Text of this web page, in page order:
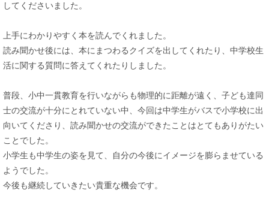
してくださいました。
上手にわかりやすく本を読んでくれました。
読み聞かせ後には、本にまつわるクイズを出してくれたり、中学校生
活に関する質問に答えてくれたりしました。
普段、小中一貫教育を行いながらも物理的に距離が遠く、子ども達同
士の交流が十分にとれていない中、今回は中学生がバスで小学校に出
向いてくださり、読み聞かせの交流ができたことはとてもありがたい
ことでした。
小学生も中学生の姿を見て、自分の今後にイメージを膨らませている
ようでした。
今後も継続していきたい貴重な機会です。